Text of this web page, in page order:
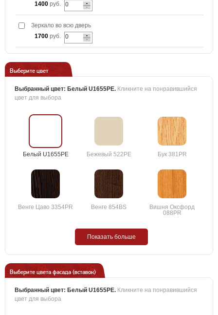
1400 руб.
Зеркало во всю дверь
1700 руб.
Выберите цвет
Выбранный цвет: Белый U1655PE. Кликните на понравившийся
цвет для выбора
Белый U1655PE Бежевый 522PE Бук 381PR
Венге Цаво 3354PR Венге 854BS
Вишня Оксфорд
088PR
Показать больше
Выберите цвета фасада (вставок)
Выбранный цвет: Белый U1655PE. Кликните на понравившийся
цвет для выбора